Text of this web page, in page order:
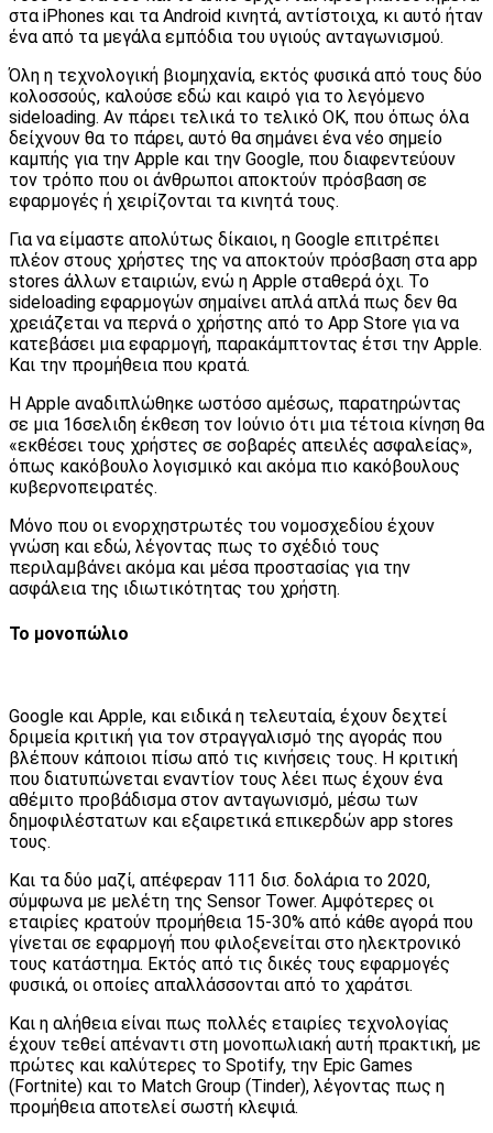
στα iPhones και τα Android κινητά, αντίστοιχα, κι αυτό ήταν
ένα από τα μεγάλα εμπόδια του υγιούς ανταγωνισμού.
Όλη η τεχνολογική βιομηχανία, εκτός φυσικά από τους δύο
κολοσσούς, καλούσε εδώ και καιρό για το λεγόμενο
sideloading. Αν πάρει τελικά το τελικό ΟΚ, που όπως όλα
δείχνουν θα το πάρει, αυτό θα σημάνει ένα νέο σημείο
καμπής για την Apple και την Google, που διαφεντεύουν
τον τρόπο που οι άνθρωποι αποκτούν πρόσβαση σε
εφαρμογές ή χειρίζονται τα κινητά τους.
Για να είμαστε απολύτως δίκαιοι, η Google επιτρέπει
πλέον στους χρήστες της να αποκτούν πρόσβαση στα app
stores άλλων εταιριών, ενώ η Apple σταθερά όχι. Το
sideloading εφαρμογών σημαίνει απλά απλά πως δεν θα
χρειάζεται να περνά ο χρήστης από το App Store για να
κατεβάσει μια εφαρμογή, παρακάμπτοντας έτσι την Apple.
Και την προμήθεια που κρατά.
Η Apple αναδιπλώθηκε ωστόσο αμέσως, παρατηρώντας
σε μια 16σελιδη έκθεση τον Ιούνιο ότι μια τέτοια κίνηση θα
«εκθέσει τους χρήστες σε σοβαρές απειλές ασφαλείας»,
όπως κακόβουλο λογισμικό και ακόμα πιο κακόβουλους
κυβερνοπειρατές.
Μόνο που οι ενορχηστρωτές του νομοσχεδίου έχουν
γνώση και εδώ, λέγοντας πως το σχέδιό τους
περιλαμβάνει ακόμα και μέσα προστασίας για την
ασφάλεια της ιδιωτικότητας του χρήστη.
Το μονοπώλιο
Google και Apple, και ειδικά η τελευταία, έχουν δεχτεί
δριμεία κριτική για τον στραγγαλισμό της αγοράς που
βλέπουν κάποιοι πίσω από τις κινήσεις τους. Η κριτική
που διατυπώνεται εναντίον τους λέει πως έχουν ένα
αθέμιτο προβάδισμα στον ανταγωνισμό, μέσω των
δημοφιλέστατων και εξαιρετικά επικερδών app stores
τους.
Και τα δύο μαζί, απέφεραν 111 δισ. δολάρια το 2020,
σύμφωνα με μελέτη της Sensor Tower. Αμφότερες οι
εταιρίες κρατούν προμήθεια 15-30% από κάθε αγορά που
γίνεται σε εφαρμογή που φιλοξενείται στο ηλεκτρονικό
τους κατάστημα. Εκτός από τις δικές τους εφαρμογές
φυσικά, οι οποίες απαλλάσσονται από το χαράτσι.
Και η αλήθεια είναι πως πολλές εταιρίες τεχνολογίας
έχουν τεθεί απέναντι στη μονοπωλιακή αυτή πρακτική, με
πρώτες και καλύτερες το Spotify, την Epic Games
(Fortnite) και το Match Group (Tinder), λέγοντας πως η
προμήθεια αποτελεί σωστή κλεψιά.